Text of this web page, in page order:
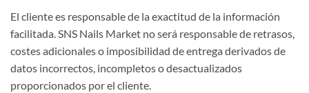
El cliente es responsable de la exactitud de la información
facilitada. SNS Nails Market no será responsable de retrasos,
costes adicionales o imposibilidad de entrega derivados de
datos incorrectos, incompletos o desactualizados
proporcionados por el cliente.